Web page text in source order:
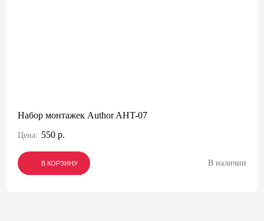
Набор монтажек Author AHT-07
Цена: 550 р.
В КОРЗИНУ
В КОРЗИНУ
В КОРЗИНУ В наличии